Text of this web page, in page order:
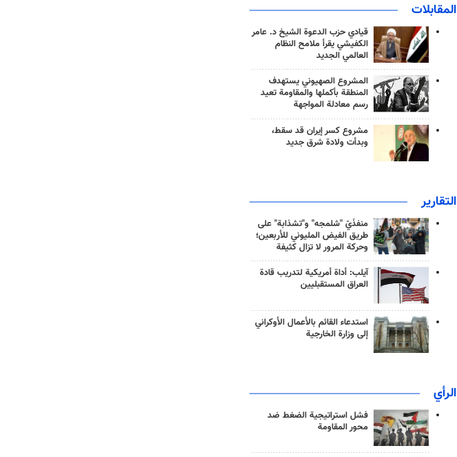
المقابلات
قيادي حزب الدعوة الشيخ د. عامر
الكفيشي يقرأ ملامح النظام
العالمي الجديد
المشروع الصهيوني يستهدف
المنطقة بأكملها والمقاومة تعيد
رسم معادلة المواجهة
مشروع كسر إيران قد سقط،
وبدأت ولادة شرق جديد
التقارير
منفذَيّ "شلمجه" و"تشذابة" على
طريق الفيض المليوني للأربعين؛
وحركة المرور لا تزال كثيفة
آيلب: أداة أمريكية لتدريب قادة
العراق المستقبليين
استدعاء القائم بالأعمال الأوكراني
إلى وزارة الخارجية
الرأي
فشل استراتيجية الضغط ضد
محور المقاومة